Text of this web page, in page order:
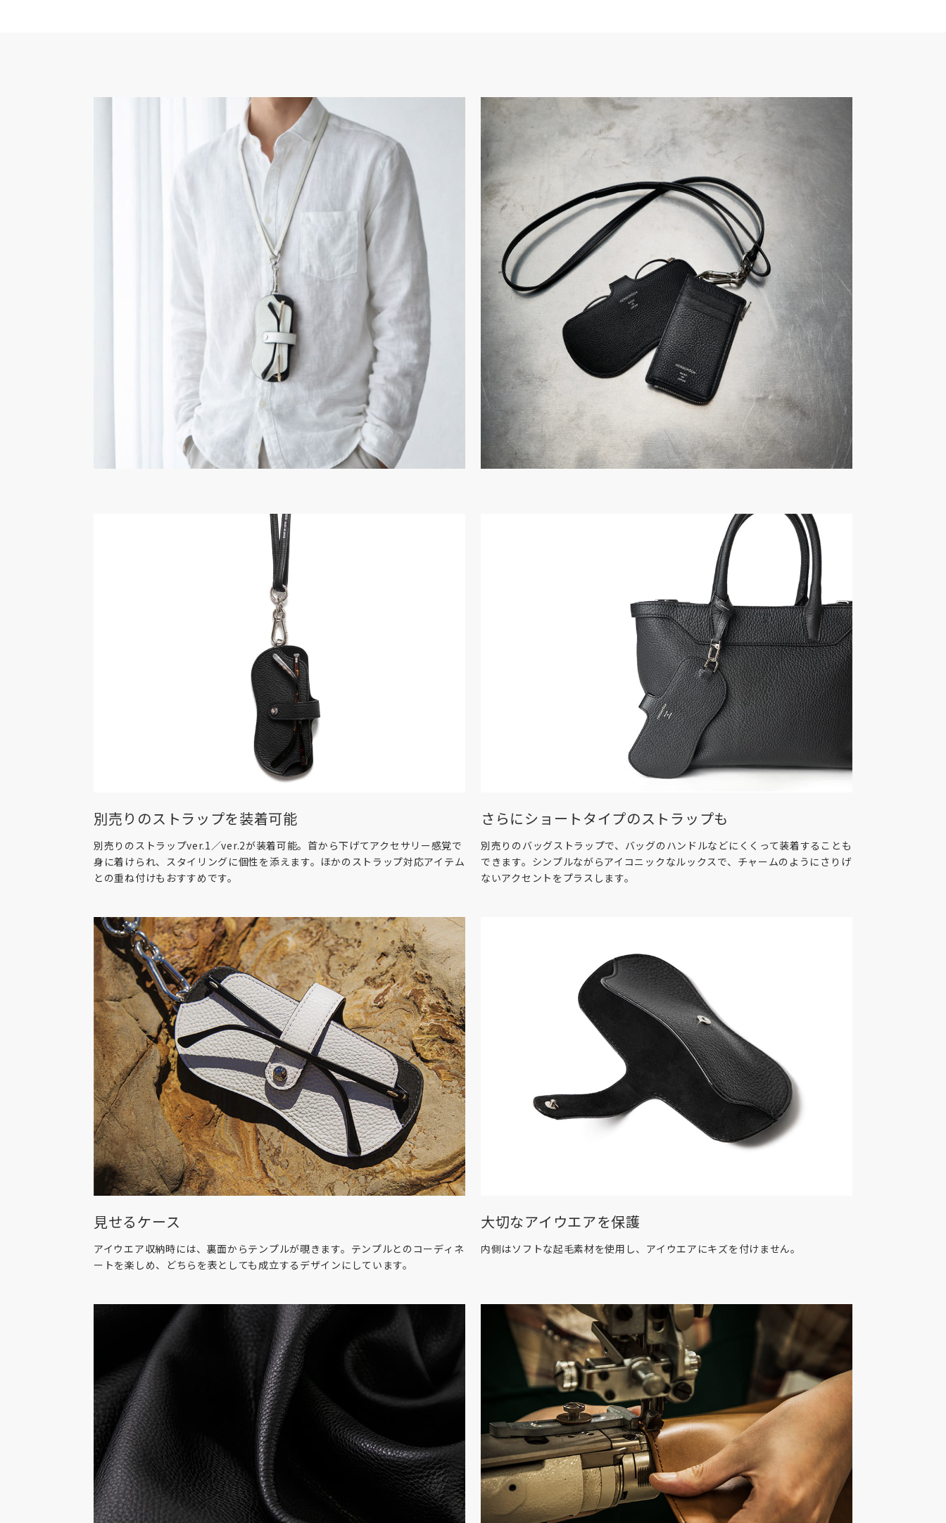
ます。
※製品画像の色に関しましてはお使いのパソコンや携帯端末のモニター
環境により、実際の製品と異なって見える場合がございます。あらかじ
※本製品は天然皮革素材を使用しているため、色味、風合いに個体差が
ございます。素材の特性としてご理解ください。
別売りのストラップを装着可能
別売りのストラップver.1／ver.2が装着可能。首から下げてアクセサリー感覚で
身に着けられ、スタイリングに個性を添えます。ほかのストラップ対応アイテム
との重ね付けもおすすめです。
さらにショートタイプのストラップも
別売りのバッグストラップで、バッグのハンドルなどにくくって装着することも
できます。シンプルながらアイコニックなルックスで、チャームのようにさりげ
ないアクセントをプラスします。
見せるケース
アイウエア収納時には、裏面からテンプルが覗きます。テンプルとのコーディネ
ートを楽しめ、どちらを表としても成立するデザインにしています。
大切なアイウエアを保護
内側はソフトな起毛素材を使用し、アイウエアにキズを付けません。